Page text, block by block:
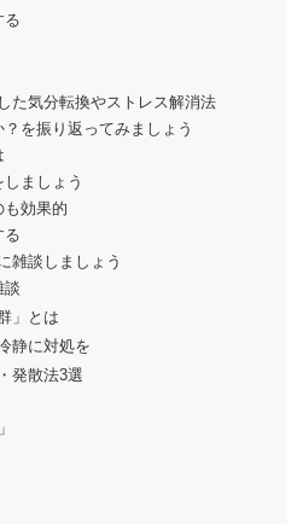
る
た気分転換やストレス解消法
を振り返ってみましょう
ましょう
も効果的
る
雑談しましょう
談
」とは
静に対処を
発散法3選